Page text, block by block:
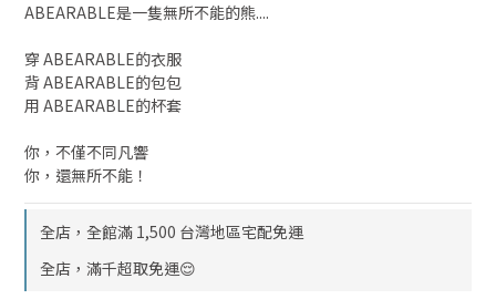
ABEARABLE是一隻無所不能的熊....
穿 ABEARABLE的衣服
背 ABEARABLE的包包
用 ABEARABLE的杯套
你，不僅不同凡響
你，還無所不能！
全店，全館滿 1,500 台灣地區宅配免運
全店，滿千超取免運😌